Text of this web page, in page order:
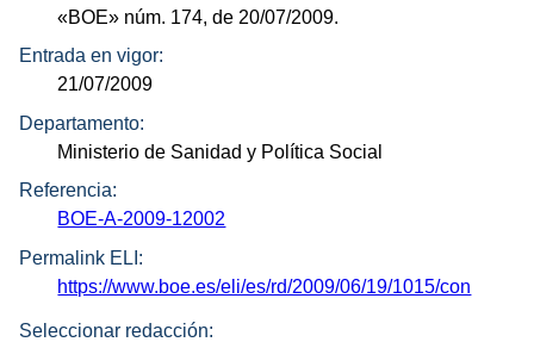
«BOE» núm. 174, de 20/07/2009.
Entrada en vigor:
21/07/2009
Departamento:
Ministerio de Sanidad y Política Social
Referencia:
BOE-A-2009-12002
Permalink ELI:
https://www.boe.es/eli/es/rd/2009/06/19/1015/con
Seleccionar redacción: